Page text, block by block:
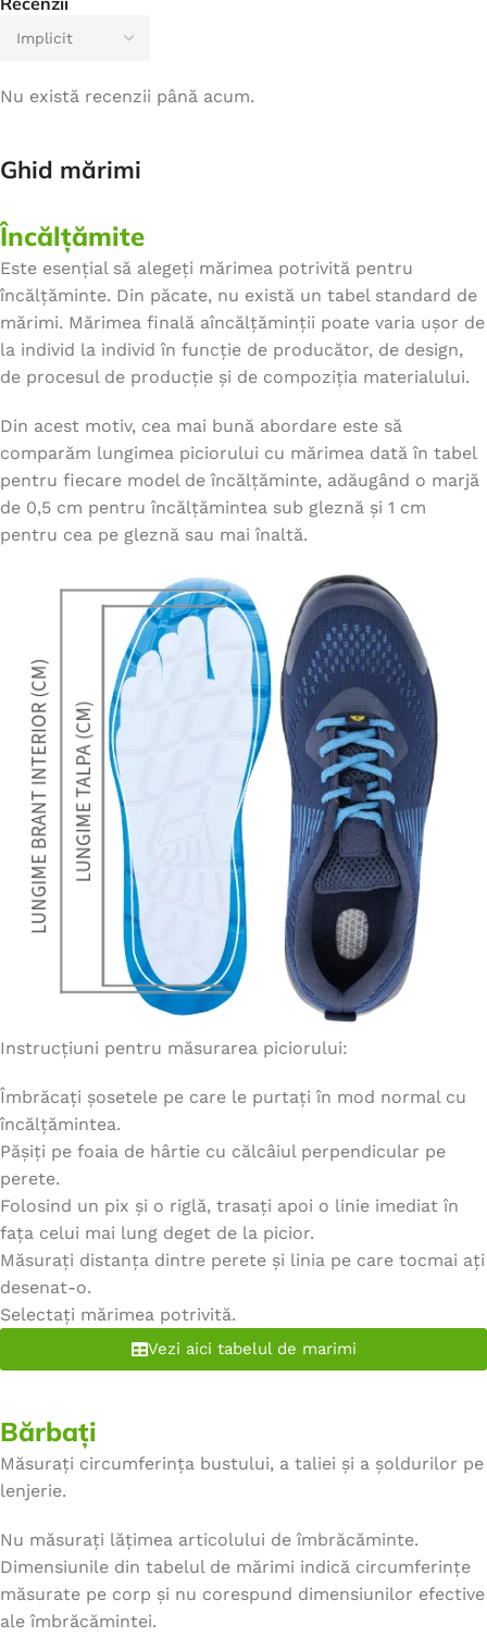
Nu există recenzii până acum.
Ghid mărimi
Încălțămite
Este esențial să alegeți mărimea potrivită pentru
încălțăminte. Din păcate, nu există un tabel standard de
mărimi. Mărimea finală aîncălțăminții poate varia ușor de
la individ la individ în funcție de producător, de design,
de procesul de producție și de compoziția materialului.
Din acest motiv, cea mai bună abordare este să
comparăm lungimea piciorului cu mărimea dată în tabel
pentru fiecare model de încălțăminte, adăugând o marjă
de 0,5 cm pentru încălțămintea sub gleznă și 1 cm
pentru cea pe gleznă sau mai înaltă.
Instrucțiuni pentru măsurarea piciorului:
Îmbrăcați șosetele pe care le purtați în mod normal cu
încălțămintea.
Pășiți pe foaia de hârtie cu călcâiul perpendicular pe
perete.
Folosind un pix și o riglă, trasați apoi o linie imediat în
fața celui mai lung deget de la picior.
Măsurați distanța dintre perete și linia pe care tocmai ați
desenat-o.
Selectați mărimea potrivită.
Vezi aici tabelul de marimi
Bărbați
Măsurați circumferința bustului, a taliei și a șoldurilor pe
lenjerie.
Nu măsurați lățimea articolului de îmbrăcăminte.
Dimensiunile din tabelul de mărimi indică circumferințe
măsurate pe corp și nu corespund dimensiunilor efective
ale îmbrăcămintei.